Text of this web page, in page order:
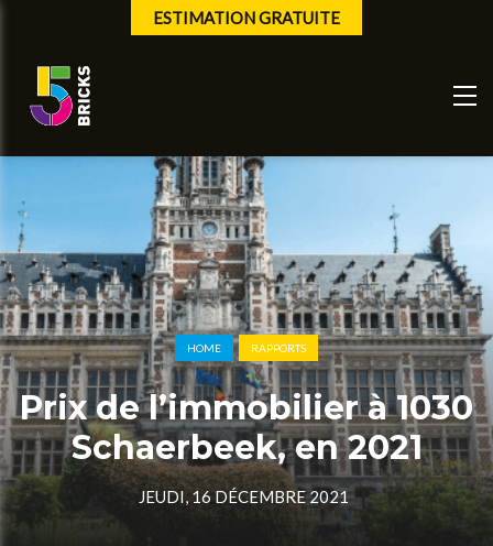
ESTIMATION GRATUITE
HOME RAPPORTS
Prix de l’immobilier à 1030
Schaerbeek, en 2021
JEUDI, 16 DÉCEMBRE 2021